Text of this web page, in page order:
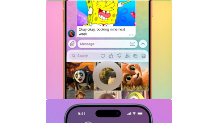
Telegram机器人流式响应功能详解：AI回
复实时生成体验升级